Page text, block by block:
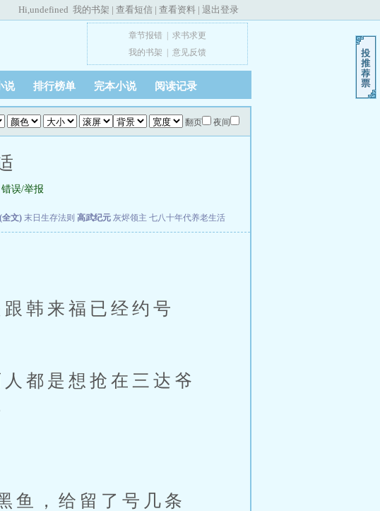
Hi,undefined 我的书架 | 查看短信 | 查看资料 | 退出登录
章节报错
求书求更
我的书架
意见反馈
说 排行榜单 完本小说 阅读记录
翻页 夜间
错误/举报
全文) 末日生存法则 高武纪元 灰烬领主 七八十年代养老生活
韩来福已经约号
都是想抢在三达爷
，给留了号几条